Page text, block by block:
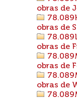
obras de
obras de
obras de
obras de
obras de